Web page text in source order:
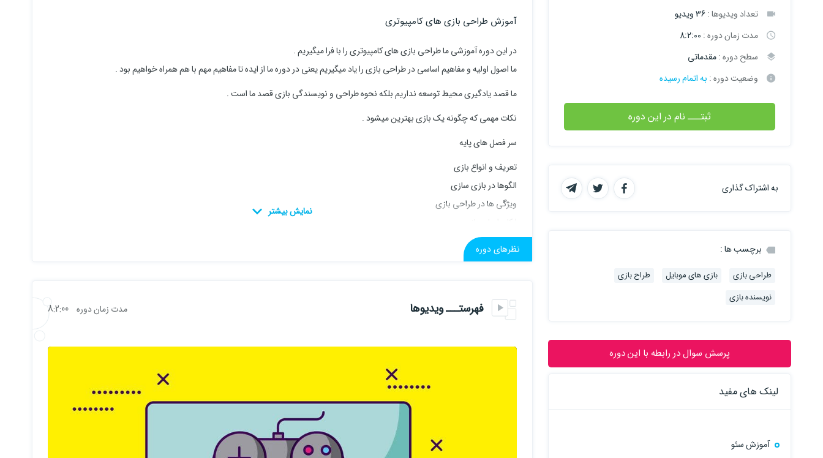
آموزش طراحی بازی های کامپیوتری
در این دوره آموزشی ما طراحی بازی های کامپیوتری را با فرا میگیریم .
ما اصول اولیه و مفاهیم اساسی در طراحی بازی را یاد میگیریم یعنی در دوره ما از ایده تا مفاهیم مهم با هم همراه خواهیم بود .
ما قصد یادگیری محیط توسعه نداریم بلکه نحوه طراحی و نویسندگی بازی قصد ما است .
نکات مهمی که چگونه یک بازی بهترین میشود .
سر فصل های پایه
تعریف و انواع بازی
الگوها در بازی سازی
ویژگی ها در طراحی بازی
Game Play
Level Design
تطابق
طراحی رابط کاربری
نظرهای دوره
فهرستـــ ویدیوها مدت زمان دوره 8:2:00
تعداد ویدیوها : 36 ویدیو
مدت زمان دوره : 8:2:00
سطح دوره :مقدماتی
وضعیت دوره : به اتمام رسیده
ثبتـــ نام در این دوره
به اشتراک گذاری
برچسب ها :
طراحی بازی بازی های موبایل
طراح بازی
نویسنده بازی
پرسش سوال در رابطه با این دوره
لینک های مفید
آموزش سئو